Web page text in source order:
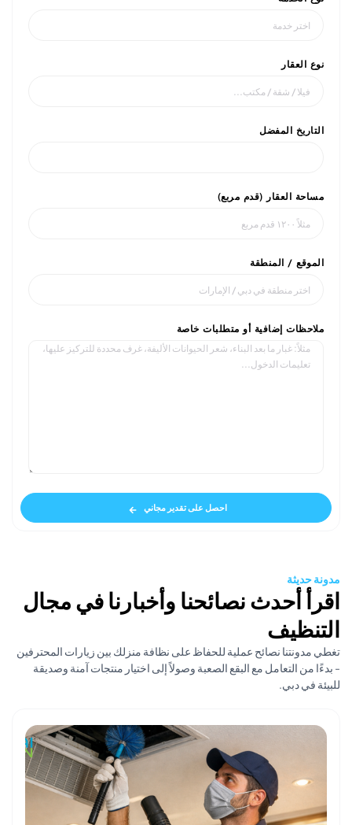
المفضل
العقار (قدم مربع)
/ المنطقة
إضافية أو متطلبات خاصة
احصل على تقدير مجاني
أحدث نصائحنا وأخبارنا في مجال
نصائح عملية للحفاظ على نظافة منزلك بين زيارات المحترفين
التعامل مع البقع الصعبة وصولاً إلى اختيار منتجات آمنة وصديقة
دبي.